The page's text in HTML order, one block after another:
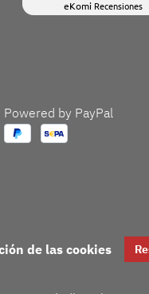
eKomi Recensiones
Powered by PayPal
de las cookies